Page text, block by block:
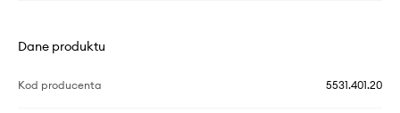
Dane produktu
Kod producenta 5531.401.20